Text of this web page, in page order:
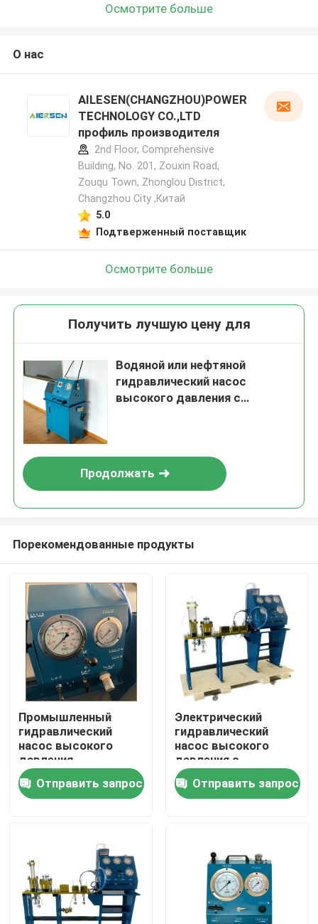
Продукты
Видеозаписи
Осмотрите больше
О нас
AILESEN(CHANGZHOU)POWER
TECHNOLOGY CO.,LTD
профиль производителя
2nd Floor, Comprehensive
Building, No. 201, Zouxin Road,
Zouqu Town, Zhonglou District,
Changzhou City ,Китай
5.0
Подтверженный поставщик
Осмотрите больше
Получить лучшую цену для
Водяной или нефтяной
гидравлический насос
высокого давления с
для производительности
Продолжать
Порекомендованные продукты
Промышленный
гидравлический
насос высокого
давления,
использующий
фланцевое или
базовое крепление
Отправить запрос
Электрический
гидравлический
насос высокого
давления с
диапазоном датчика
давления 0-3000
Бар,
насосов
Отправить запрос